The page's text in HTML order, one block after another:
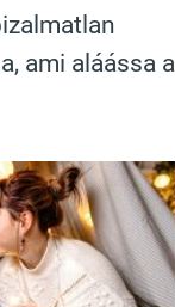
ami aláássa a